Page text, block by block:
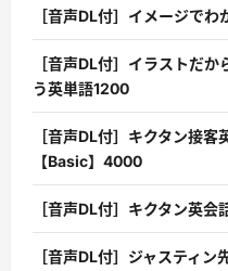
［音声DL付］イメージでわ
［音声DL付］イラストだ
う英単語1200
［音声DL付］キクタン接
【Basic】4000
［音声DL付］キクタン英会
［音声DL付］ジャスティ